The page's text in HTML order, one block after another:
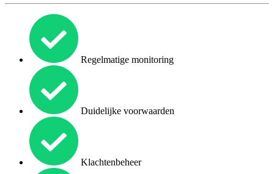
Regelmatige monitoring
Duidelijke voorwaarden
Klachtenbeheer